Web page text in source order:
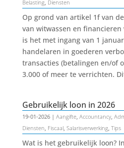
Belasting, Diensten
Op grond van artikel 1f van
van witwassen en
is het met ingang van 1
handelaren in goederen
transacties (betalingen en/of
3.000 of meer te verrichten.
Gebruikelijk loon in 2026
19-01-2026| Aangifte, Accountancy,
Diensten Fiscaal, Salarisverwerking, Tips
Wat is het gebruikelijk loon?